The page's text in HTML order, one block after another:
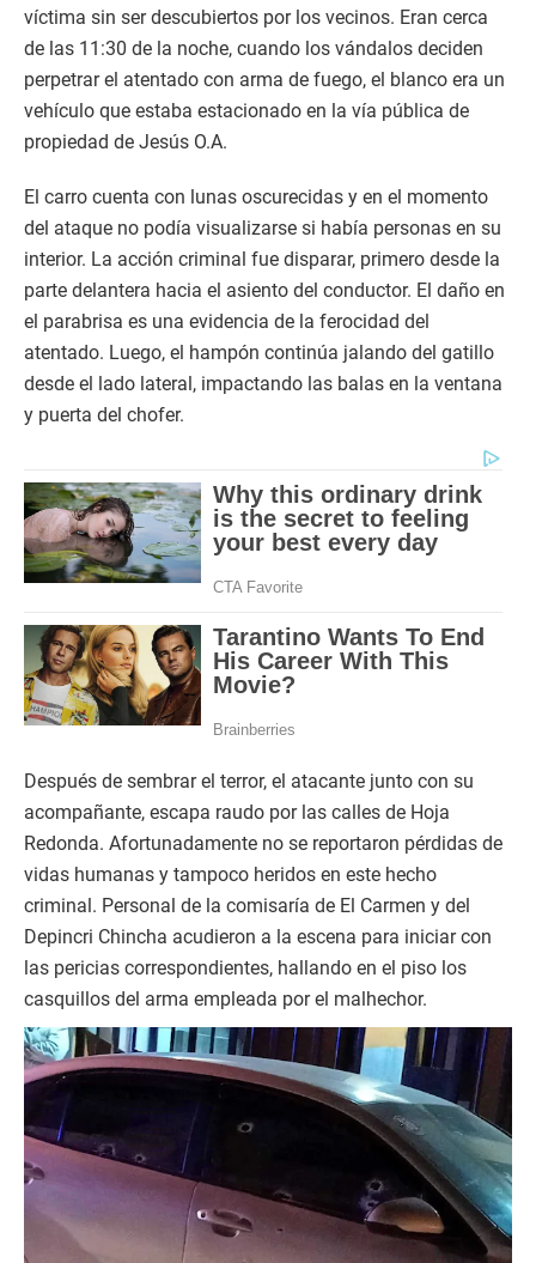
víctima sin ser descubiertos por los vecinos. Eran cerca
de las 11:30 de la noche, cuando los vándalos deciden
perpetrar el atentado con arma de fuego, el blanco era un
vehículo que estaba estacionado en la vía pública de
propiedad de Jesús O.A.
El carro cuenta con lunas oscurecidas y en el momento
del ataque no podía visualizarse si había personas en su
interior. La acción criminal fue disparar, primero desde la
parte delantera hacia el asiento del conductor. El daño en
el parabrisa es una evidencia de la ferocidad del
atentado. Luego, el hampón continúa jalando del gatillo
desde el lado lateral, impactando las balas en la ventana
y puerta del chofer.
Después de sembrar el terror, el atacante junto con su
acompañante, escapa raudo por las calles de Hoja
Redonda. Afortunadamente no se reportaron pérdidas de
vidas humanas y tampoco heridos en este hecho
criminal. Personal de la comisaría de El Carmen y del
Depincri Chincha acudieron a la escena para iniciar con
las pericias correspondientes, hallando en el piso los
casquillos del arma empleada por el malhechor.